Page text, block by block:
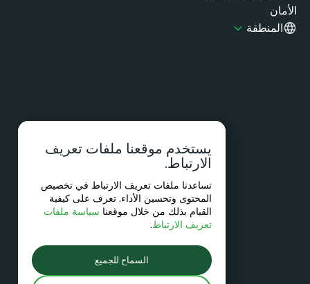
المنطقة
يستخدم موقعنا ملفات تعريف
الارتباط.
تساعدنا ملفات تعريف الارتباط في تخصيص
المحتوى وتحسين الأداء. تعرف على كيفية
القيام بذلك من خلال موقعناسياسة ملفات
تعريف الارتباط.
السماح للجميع